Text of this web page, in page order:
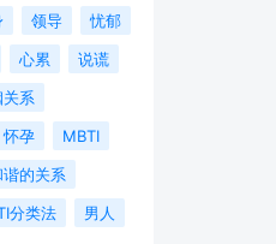
领导
忧郁
心累
说谎
系
怀孕
MBTI
谐的关系
分类法 男人